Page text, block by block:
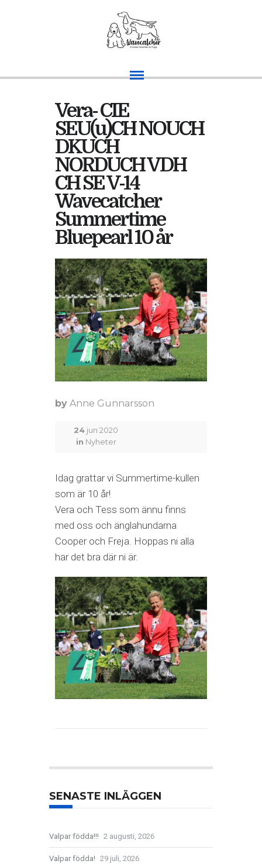
Vera- CIE
SEU(u)CH NOUCH
DKUCH
NORDUCH VDH
CH SE V-14
Wavecatcher
Summertime
Bluepearl 10 år
by Anne Gunnarsson
24 jun 2020
in Nyheter
Idag grattar vi Summertime-kullen
som är 10 år!
Vera och Tess som ännu finns
med oss och änglahundarna
Cooper och Freja. Hoppas ni alla
har det bra där ni är.
SENASTE INLÄGGEN
Valpar födda!!! 2 augusti, 2026
Valpar födda! 29 juli, 2026